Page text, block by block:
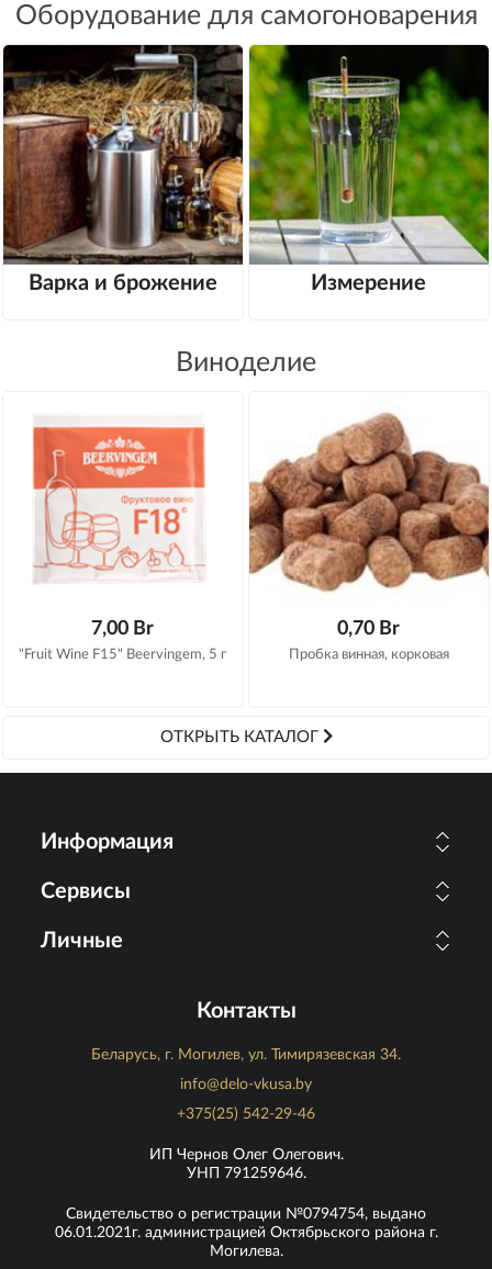
Оборудование для самогоноварения
Варка и брожение Измерение
Виноделие
7,00 Br
"Fruit Wine F15" Beervingem, 5 г
0,70 Br
Пробка винная, корковая
ОТКРЫТЬ КАТАЛОГ
Информация
Сервисы
Личные
Контакты
Беларусь, г. Могилев, ул. Тимирязевская 34.
info@delo-vkusa.by
+375(25) 542-29-46
ИП Чернов Олег Олегович.
УНП 791259646.
Свидетельство о регистрации №0794754, выдано
06.01.2021г. администрацией Октябрьского района г.
Могилева.